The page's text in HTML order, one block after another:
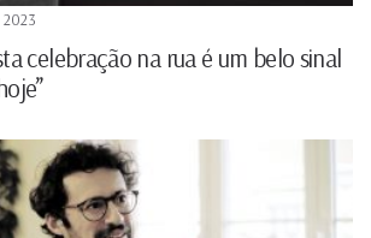
celebração na rua é um belo sinal